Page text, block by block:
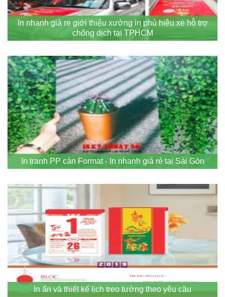
In nhanh giá re giới thiệu xưởng in phù hiệu xe hỗ trợ
chống dịch tại TPHCM
In tranh PP cán Format - In nhanh giá rẻ tại Sài Gòn
In ấn và thiết kế lịch treo tường theo yêu cầu